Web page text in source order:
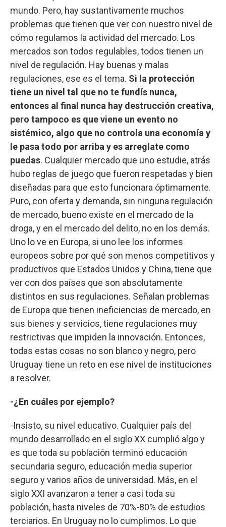
mundo. Pero, hay sustantivamente muchos
problemas que tienen que ver con nuestro nivel de
cómo regulamos la actividad del mercado. Los
mercados son todos regulables, todos tienen un
nivel de regulación. Hay buenas y malas
regulaciones, ese es el tema. Si la protección
tiene un nivel tal que no te fundís nunca,
entonces al final nunca hay destrucción creativa,
pero tampoco es que viene un evento no
sistémico, algo que no controla una economía y
le pasa todo por arriba y es arreglate como
puedas. Cualquier mercado que uno estudie, atrás
hubo reglas de juego que fueron respetadas y bien
diseñadas para que esto funcionara óptimamente.
Puro, con oferta y demanda, sin ninguna regulación
de mercado, bueno existe en el mercado de la
droga, y en el mercado del delito, no en los demás.
Uno lo ve en Europa, si uno lee los informes
europeos sobre por qué son menos competitivos y
productivos que Estados Unidos y China, tiene que
ver con dos países que son absolutamente
distintos en sus regulaciones. Señalan problemas
de Europa que tienen ineficiencias de mercado, en
sus bienes y servicios, tiene regulaciones muy
restrictivas que impiden la innovación. Entonces,
todas estas cosas no son blanco y negro, pero
Uruguay tiene un reto en ese nivel de instituciones
a resolver.
-¿En cuáles por ejemplo?
-Insisto, su nivel educativo. Cualquier país del
mundo desarrollado en el siglo XX cumplió algo y
es que toda su población terminó educación
secundaria seguro, educación media superior
seguro y varios años de universidad. Más, en el
siglo XXI avanzaron a tener a casi toda su
población, hasta niveles de 70%-80% de estudios
terciarios. En Uruguay no lo cumplimos. Lo que